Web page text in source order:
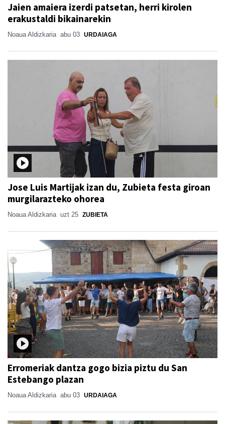
Jaien amaiera izerdi patsetan, herri kirolen
erakustaldi bikainarekin
Noaua Aldizkaria abu 03 URDAIAGA
Jose Luis Martijak izan du, Zubieta festa giroan
murgilarazteko ohorea
Noaua Aldizkaria uzt 25 ZUBIETA
Erromeriak dantza gogo bizia piztu du San
Estebango plazan
Noaua Aldizkaria abu 03 URDAIAGA